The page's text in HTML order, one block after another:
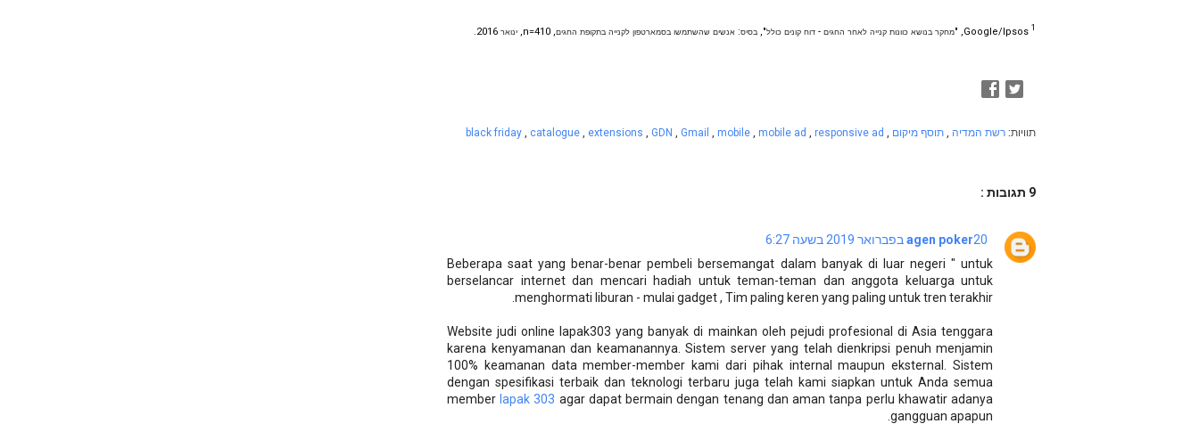
1 מחקר בנושא כוונות קנייה לאחר החגים - דוח קונים כולל", בסיס: אנשים שהשתמשו בסמארטפון לקנייה בתקופת החגים, n=410, ינואר
תוויות: רשת המדיה , תוסף מיקום ,
black friday , catalogue , extensions , GDN , Gmail , mobile , mobile ad , responsive ad
9 תגובות :
agen poker20 בפברואר 2019 בשעה 6:27
Beberapa saat yang benar-benar pembeli bersemangat dalam banyak di luar negeri " untuk
berselancar internet dan mencari hadiah untuk teman-teman dan anggota keluarga untuk
menghormati liburan - mulai gadget , Tim paling keren yang paling untuk tren terakhir.
Website judi online lapak303 yang banyak di mainkan oleh pejudi profesional di Asia tenggara
karena kenyamanan dan keamanannya. Sistem server yang telah dienkripsi penuh menjamin
100% keamanan data member-member kami dari pihak internal maupun eksternal. Sistem
dengan spesifikasi terbaik dan teknologi terbaru juga telah kami siapkan untuk Anda semua
member lapak 303 agar dapat bermain dengan tenang dan aman tanpa perlu khawatir adanya
gangguan apapun.